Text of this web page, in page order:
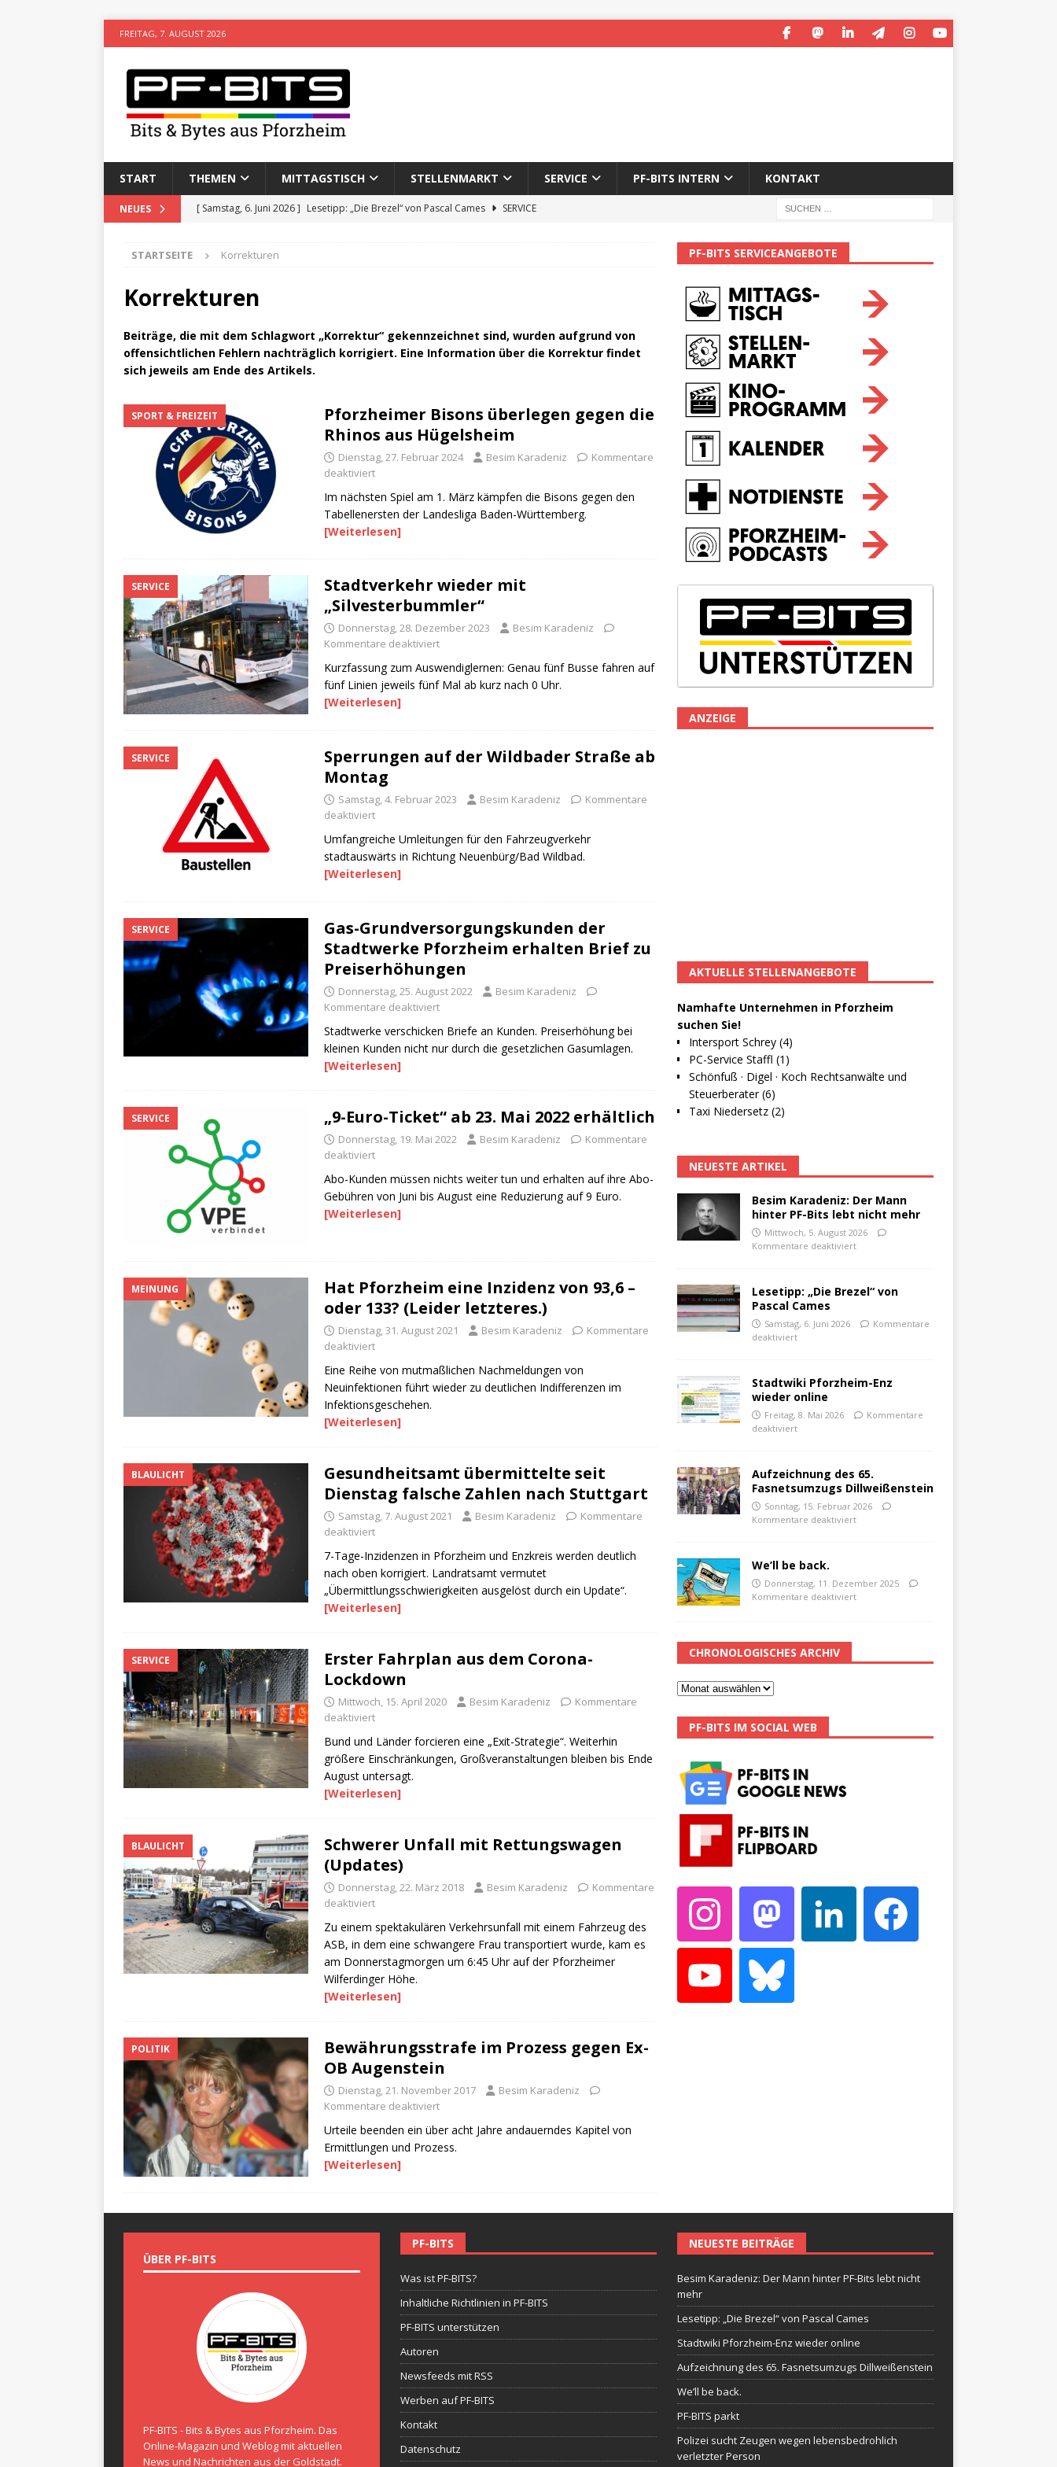
FREITAG, 7. AUGUST 2026
START THEMEN MITTAGSTISCH STELLENMARKT SERVICE PF-BITS INTERN KONTAKT
NEUES [ Samstag, 6. Juni 2026 ] Lesetipp: „Die Brezel“ von Pascal Cames
SERVICE
[ Sonntag, 15. Februar 2026 ]
VERANSTALTUNGEN
[ Mittwoch, 5. August 2026 ] Besim Karadeniz: Der Mann hinter PF-Bits lebt nicht mehr ALLGEMEIN
STARTSEITE Korrekturen
Korrekturen
Beiträge, die mit dem Schlagwort „Korrektur“ gekennzeichnet sind, wurden aufgrund von
offensichtlichen Fehlern nachträglich korrigiert. Eine Information über die Korrektur findet
sich jeweils am Ende des Artikels.
SPORT & FREIZEIT
Pforzheimer Bisons überlegen gegen die
Rhinos aus Hügelsheim
Dienstag, 27. Februar 2024 Besim Karadeniz
Kommentare
deaktiviert
Im nächsten Spiel am 1. März kämpfen die Bisons gegen den
Tabellenersten der Landesliga Baden-Württemberg.
[Weiterlesen]
SERVICE
Stadtverkehr wieder mit
„Silvesterbummler“
Donnerstag, 28. Dezember 2023
Besim Karadeniz
Kommentare deaktiviert
Kurzfassung zum Auswendiglernen: Genau fünf Busse fahren auf
fünf Linien jeweils fünf Mal ab kurz nach 0 Uhr.
[Weiterlesen]
SERVICE
Sperrungen auf der Wildbader Straße ab
Montag
Samstag, 4. Februar 2023 Besim Karadeniz
Kommentare
deaktiviert
Umfangreiche Umleitungen für den Fahrzeugverkehr
stadtauswärts in Richtung Neuenbürg/Bad Wildbad.
[Weiterlesen]
SERVICE
Gas-Grundversorgungskunden der
Stadtwerke Pforzheim erhalten Brief zu
Preiserhöhungen
Donnerstag, 25. August 2022
Besim Karadeniz
Kommentare deaktiviert
Stadtwerke verschicken Briefe an Kunden. Preiserhöhung bei
kleinen Kunden nicht nur durch die gesetzlichen Gasumlagen.
[Weiterlesen]
SERVICE „9-Euro-Ticket“ ab 23. Mai 2022 erhältlich
Donnerstag, 19. Mai 2022 Besim Karadeniz
Kommentare
deaktiviert
Abo-Kunden müssen nichts weiter tun und erhalten auf ihre Abo-
Gebühren von Juni bis August eine Reduzierung auf 9 Euro.
[Weiterlesen]
MEINUNG
Hat Pforzheim eine Inzidenz von 93,6 –
oder 133? (Leider letzteres.)
Dienstag, 31. August 2021 Besim Karadeniz
Kommentare
deaktiviert
Eine Reihe von mutmaßlichen Nachmeldungen von
Neuinfektionen führt wieder zu deutlichen Indifferenzen im
Infektionsgeschehen.
[Weiterlesen]
BLAULICHT
Gesundheitsamt übermittelte seit
Dienstag falsche Zahlen nach Stuttgart
Samstag, 7. August 2021 Besim Karadeniz
Kommentare
deaktiviert
7-Tage-Inzidenzen in Pforzheim und Enzkreis werden deutlich
nach oben korrigiert. Landratsamt vermutet
„Übermittlungsschwierigkeiten ausgelöst durch ein Update“.
[Weiterlesen]
SERVICE
Erster Fahrplan aus dem Corona-
Lockdown
Mittwoch, 15. April 2020 Besim Karadeniz
Kommentare
deaktiviert
Bund und Länder forcieren eine „Exit-Strategie“. Weiterhin
größere Einschränkungen, Großveranstaltungen bleiben bis Ende
August untersagt.
[Weiterlesen]
BLAULICHT
Schwerer Unfall mit Rettungswagen
(Updates)
Donnerstag, 22. März 2018 Besim Karadeniz
Kommentare
deaktiviert
Zu einem spektakulären Verkehrsunfall mit einem Fahrzeug des
ASB, in dem eine schwangere Frau transportiert wurde, kam es
am Donnerstagmorgen um 6:45 Uhr auf der Pforzheimer
Wilferdinger Höhe.
[Weiterlesen]
POLITIK
Bewährungsstrafe im Prozess gegen Ex-
OB Augenstein
Dienstag, 21. November 2017
Besim Karadeniz
Kommentare deaktiviert
Urteile beenden ein über acht Jahre andauerndes Kapitel von
Ermittlungen und Prozess.
[Weiterlesen]
PF-BITS SERVICEANGEBOTE
ANZEIGE
AKTUELLE STELLENANGEBOTE
Namhafte Unternehmen in Pforzheim
suchen Sie!
Intersport Schrey (4)
PC-Service Staffl (1)
Schönfuß · Digel · Koch Rechtsanwälte und
Steuerberater (6)
Taxi Niedersetz (2)
NEUESTE ARTIKEL
Besim Karadeniz: Der Mann
hinter PF-Bits lebt nicht mehr
Mittwoch, 5. August 2026
Kommentare deaktiviert
Lesetipp: „Die Brezel“ von
Pascal Cames
Samstag, 6. Juni 2026
Kommentare
deaktiviert
Stadtwiki Pforzheim-Enz
wieder online
Freitag, 8. Mai 2026
Kommentare
deaktiviert
Aufzeichnung des 65.
Fasnetsumzugs Dillweißenstein
Sonntag, 15. Februar 2026
Kommentare deaktiviert
We’ll be back.
Donnerstag, 11. Dezember 2025
Kommentare deaktiviert
CHRONOLOGISCHES ARCHIV
PF-BITS IM SOCIAL WEB
ÜBER PF-BITS
PF-BITS - Bits & Bytes aus Pforzheim. Das
Online-Magazin und Weblog mit aktuellen
News und Nachrichten aus der Goldstadt.
PF-BITS
Was ist PF-BITS?
Inhaltliche Richtlinien in PF-BITS
PF-BITS unterstützen
Autoren
Newsfeeds mit RSS
Werben auf PF-BITS
Kontakt
Datenschutz
NEUESTE BEITRÄGE
Besim Karadeniz: Der Mann hinter PF-Bits lebt nicht
mehr
Lesetipp: „Die Brezel“ von Pascal Cames
Stadtwiki Pforzheim-Enz wieder online
Aufzeichnung des 65. Fasnetsumzugs Dillweißenstein
We’ll be back.
PF-BITS parkt
Polizei sucht Zeugen wegen lebensbedrohlich
verletzter Person